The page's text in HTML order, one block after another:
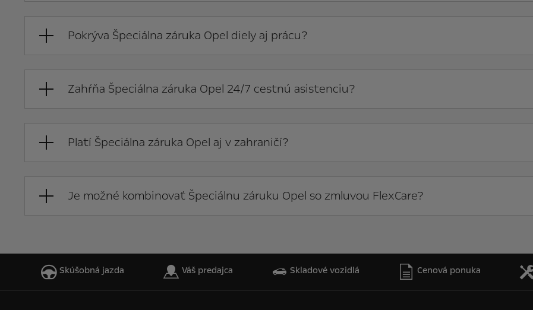
Pokrýva Špeciálna záruka Opel diely aj prácu?
Zahŕňa Špeciálna záruka Opel 24/7 cestnú asistenciu?
Platí Špeciálna záruka Opel aj v zahraničí?
Je možné kombinovať Špeciálnu záruku Opel so zmluvou FlexCare?
Skúšobná jazda Váš predajca Skladové vozidlá Cenová ponuka